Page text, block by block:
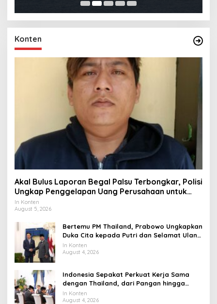
Konten
Akal Bulus Laporan Begal Palsu Terbongkar, Polisi
Ungkap Penggelapan Uang Perusahaan untuk
Crypto
In Konten
August 5, 2026
Bertemu PM Thailand, Prabowo Ungkapkan
Duka Cita kepada Putri dan Selamat Ulang
Tahun ke Raja Thailand
In Konten
August 4, 2026
Indonesia Sepakat Perkuat Kerja Sama
dengan Thailand, dari Pangan hingga
Ekonomi Digital
In Konten
August 4, 2026